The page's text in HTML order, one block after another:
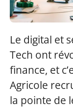
Le digital et
Tech ont
finance, et
Agricole
la pointe de